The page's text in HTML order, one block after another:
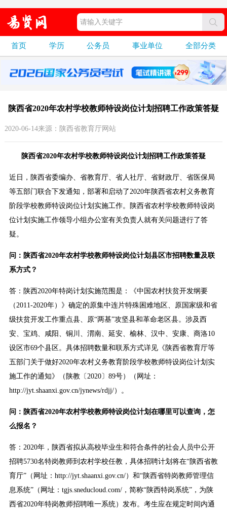
首页 学历 公务员 事业单位 全部分类
陕西省2020年农村学校教师特设岗位计划招聘工作政策答疑
2020-06-14来源：陕西省教育厅网站
陕西省2020年农村学校教师特设岗位计划招聘工作政策答疑
近日，陕西省委编办、省教育厅、省人社厅、省财政厅、省医保局
等五部门联合下发通知，部署和启动了2020年陕西省农村义务教育
阶段学校教师特设岗位计划实施工作。陕西省农村学校教师特设岗
位计划实施工作领导小组办公室有关负责人就有关问题进行了答
疑。
问：陕西省2020年农村学校教师特设岗位计划县区市招聘数量及联
系方式？
答：陕西2020年特岗计划实施范围是：《中国农村扶贫开发纲要
（2011-2020年）》确定的原集中连片特殊困难地区、原国家级和省
级扶贫开发工作重点县、原“两基”攻坚县和革命老区县。涉及西
安、宝鸡、咸阳、铜川、渭南、延安、榆林、汉中、安康、商洛10
设区市69个县区。具体招聘数量和联系方式详见《陕西省教育厅等
五部门关于做好2020年农村义务教育阶段学校教师特设岗位计划实
施工作的通知》（陕教〔2020〕89号）（网址：
http://jyt.shaanxi.gov.cn/jynews/rdjj/）。
问：陕西省2020年农村学校教师特设岗位计划在哪里可以查询，怎
么报名？
答：2020年，陕西省拟从高校毕业生和符合条件的社会人员中公开
招聘5730名特岗教师到农村学校任教，具体招聘计划将在“陕西省教
育厅”（网址：http://jyt.shaanxi.gov.cn/）和“陕西省特岗教师管理信
息系统”（网址：tgjs.sneducloud.com/，简称“陕西特岗系统”，为陕
西省2020年特岗教师招聘唯一系统）发布。考生应在规定时间内通